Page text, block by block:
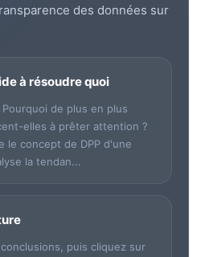
des données sur
à résoudre quoi
de plus en plus
elles à prêter attention ?
le concept de DPP d'une
la tendan...
puis cliquez sur